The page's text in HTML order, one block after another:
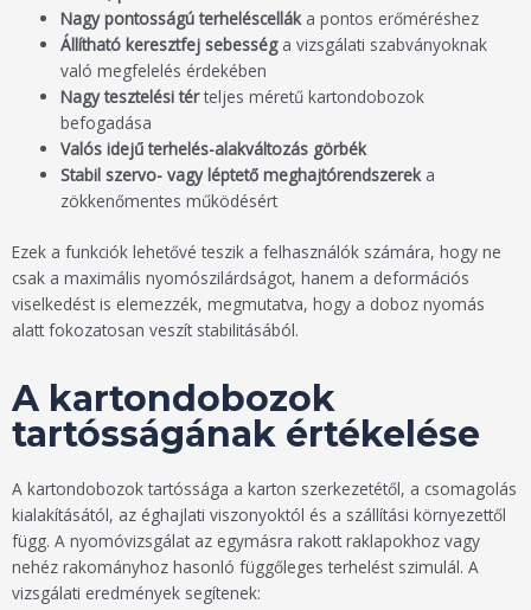
Nagy pontosságú terheléscelláka pontos erőméréshez
Állítható keresztfej sebességa vizsgálati szabványoknak
való megfelelés érdekében
Nagy tesztelési térteljes méretű kartondobozok
befogadása
Valós idejű terhelés-alakváltozás görbék
Stabil szervo- vagy léptető meghajtórendszereka
zökkenőmentes működésért
Ezek a funkciók lehetővé teszik a felhasználók számára, hogy ne
csak a maximális nyomószilárdságot, hanem a deformációs
viselkedést is elemezzék, megmutatva, hogy a doboz nyomás
alatt fokozatosan veszít stabilitásából.
A kartondobozok
tartósságának értékelése
A kartondobozok tartóssága a karton szerkezetétől, a csomagolás
kialakításától, az éghajlati viszonyoktól és a szállítási környezettől
függ. A nyomóvizsgálat az egymásra rakott raklapokhoz vagy
nehéz rakományhoz hasonló függőleges terhelést szimulál. A
vizsgálati eredmények segítenek: